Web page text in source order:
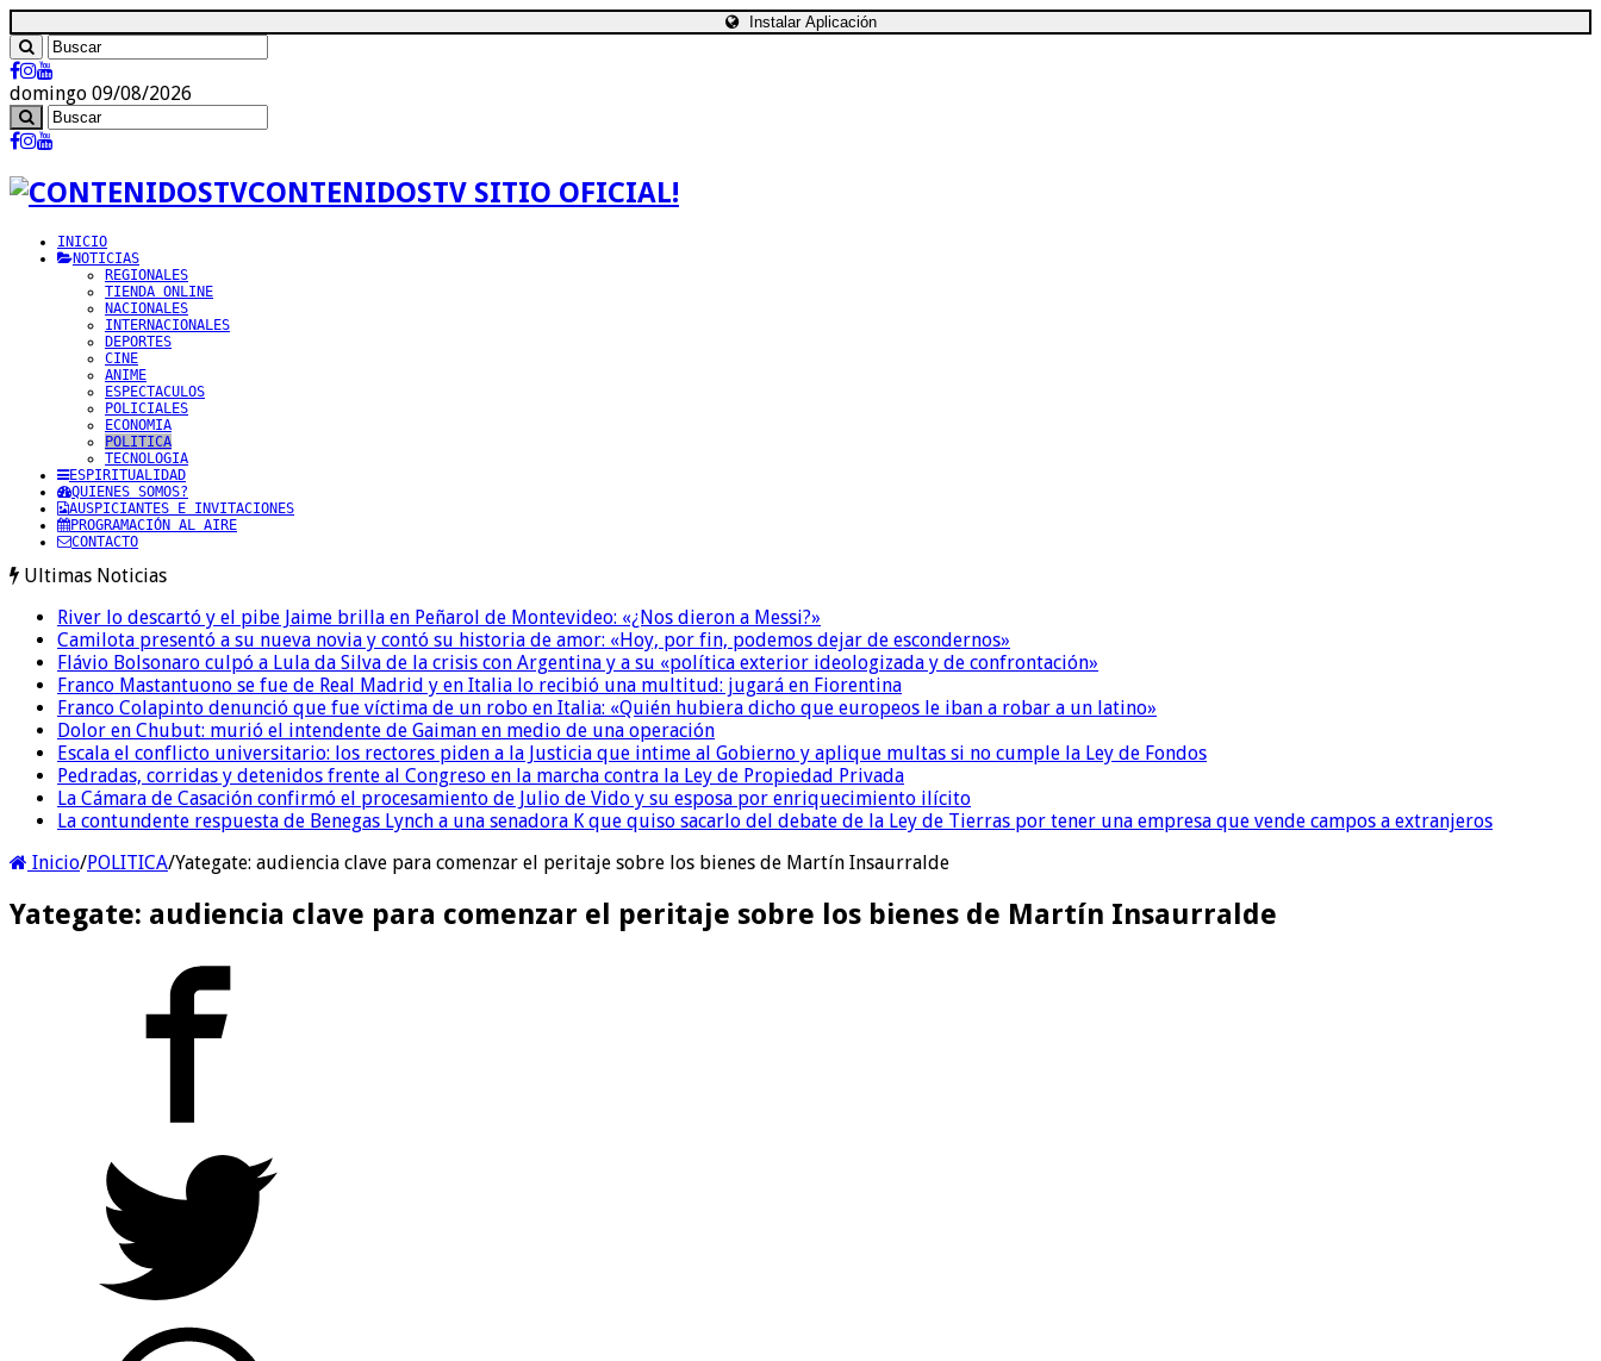
Instalar Aplicación
domingo 09/08/2026
CONTENIDOSTV SITIO OFICIAL!
INICIO
NOTICIAS
REGIONALES
TIENDA ONLINE
NACIONALES
INTERNACIONALES
DEPORTES
CINE
ANIME
ESPECTACULOS
POLICIALES
ECONOMIA
POLITICA
TECNOLOGIA
ESPIRITUALIDAD
QUIENES SOMOS?
AUSPICIANTES E INVITACIONES
PROGRAMACIÓN AL AIRE
CONTACTO
Ultimas Noticias
River lo descartó y el pibe Jaime brilla en Peñarol de Montevideo: «¿Nos dieron a Messi?»
Camilota presentó a su nueva novia y contó su historia de amor: «Hoy, por fin, podemos dejar de escondernos»
Flávio Bolsonaro culpó a Lula da Silva de la crisis con Argentina y a su «política exterior ideologizada y de confrontación»
Franco Mastantuono se fue de Real Madrid y en Italia lo recibió una multitud: jugará en Fiorentina
Franco Colapinto denunció que fue víctima de un robo en Italia: «Quién hubiera dicho que europeos le iban a robar a un latino»
Dolor en Chubut: murió el intendente de Gaiman en medio de una operación
Escala el conflicto universitario: los rectores piden a la Justicia que intime al Gobierno y aplique multas si no cumple la Ley de Fondos
Pedradas, corridas y detenidos frente al Congreso en la marcha contra la Ley de Propiedad Privada
La Cámara de Casación confirmó el procesamiento de Julio de Vido y su esposa por enriquecimiento ilícito
La contundente respuesta de Benegas Lynch a una senadora K que quiso sacarlo del debate de la Ley de Tierras por tener una empresa que vende campos a extranjeros
Inicio/POLITICA/Yategate: audiencia clave para comenzar el peritaje sobre los bienes de Martín Insaurralde
Yategate: audiencia clave para comenzar el peritaje sobre los bienes de Martín Insaurralde